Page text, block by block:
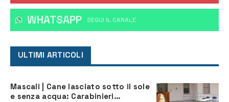
WHATSAPP ‎SEGUI IL CANALE
ULTIMI ARTICOLI
Mascali | Cane lasciato sotto il sole
e senza acqua: Carabinieri